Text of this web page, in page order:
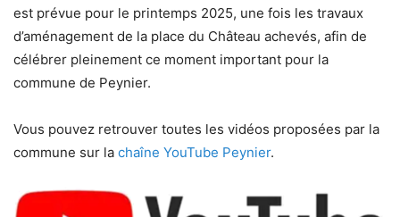
est prévue pour le printemps 2025, une fois les travaux
d’aménagement de la place du Château achevés, afin de
célébrer pleinement ce moment important pour la
commune de Peynier.
Vous pouvez retrouver toutes les vidéos proposées par la
commune sur la chaîne YouTube Peynier.